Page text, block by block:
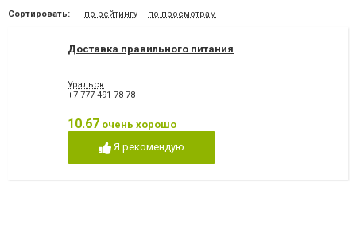
Сортировать: по рейтингу по просмотрам
Доставка правильного питания
Уральск
+7 777 491 78 78
10.67 очень хорошо
Я рекомендую